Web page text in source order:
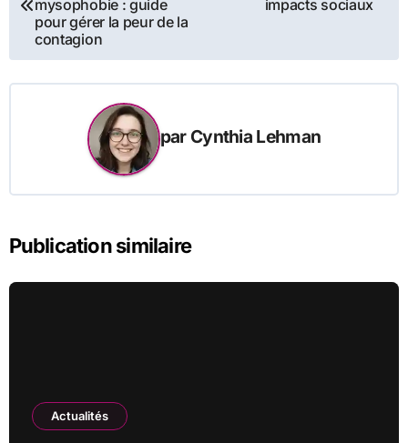
l’article
mysophobie : guide
pour gérer la peur de la
contagion
impacts sociaux
par Cynthia Lehman
Publication similaire
Actualités